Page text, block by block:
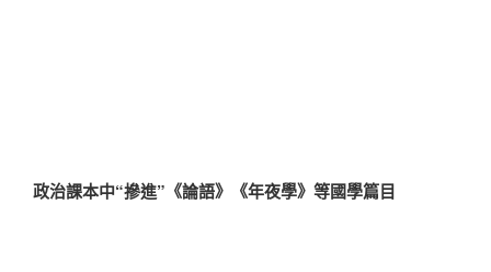
政治課本中“摻進”《論語》《年夜學》等國學篇目